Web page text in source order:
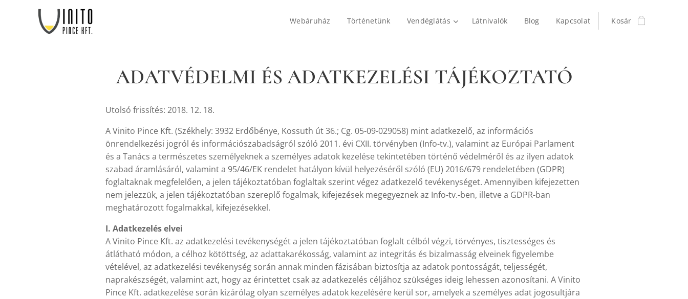
Webáruház Történetünk Vendéglátás Látnivalók Blog Kapcsolat Kosár
ADATVÉDELMI ÉS ADATKEZELÉSI TÁJÉKOZTATÓ
Utolsó frissítés: 2018. 12. 18.
A Vinito Pince Kft. (Székhely: 3932 Erdőbénye, Kossuth út 36.; Cg. 05-09-029058) mint adatkezelő, az információs
önrendelkezési jogról és információszabadságról szóló 2011. évi CXII. törvényben (Info-tv.), valamint az Európai Parlament
és a Tanács a természetes személyeknek a személyes adatok kezelése tekintetében történő védelméről és az ilyen adatok
szabad áramlásáról, valamint a 95/46/EK rendelet hatályon kívül helyezéséről szóló (EU) 2016/679 rendeletében (GDPR)
foglaltaknak megfelelően, a jelen tájékoztatóban foglaltak szerint végez adatkezelő tevékenységet. Amennyiben kifejezetten
nem jelezzük, a jelen tájékoztatóban szereplő fogalmak, kifejezések megegyeznek az Info-tv.-ben, illetve a GDPR-ban
meghatározott fogalmakkal, kifejezésekkel.
I. Adatkezelés elvei
A Vinito Pince Kft. az adatkezelési tevékenységét a jelen tájékoztatóban foglalt célból végzi, törvényes, tisztességes és
átlátható módon, a célhoz kötöttség, az adattakarékosság, valamint az integritás és bizalmasság elveinek figyelembe
vételével, az adatkezelési tevékenység során annak minden fázisában biztosítja az adatok pontosságát, teljességét,
naprakészségét, valamint azt, hogy az érintettet csak az adatkezelés céljához szükséges ideig lehessen azonosítani. A Vinito
Pince Kft. adatkezelése során kizárólag olyan személyes adatok kezelésére kerül sor, amelyek a személyes adat jogosultjára